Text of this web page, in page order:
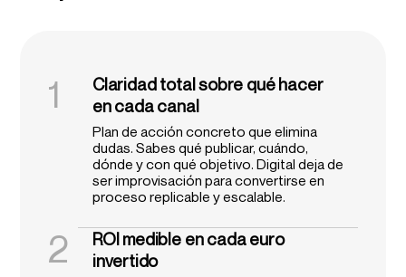
1
Claridad total sobre qué hacer
en cada canal
Plan de acción concreto que elimina
dudas. Sabes qué publicar, cuándo,
dónde y con qué objetivo. Digital deja de
ser improvisación para convertirse en
proceso replicable y escalable.
2
ROI medible en cada euro
invertido